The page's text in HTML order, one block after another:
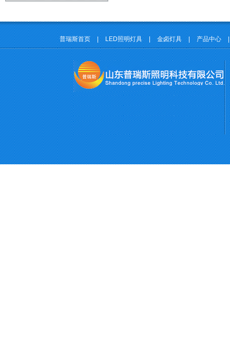
普瑞斯首页 | LED照明灯具 | 金卤灯具 | 产品中心 |